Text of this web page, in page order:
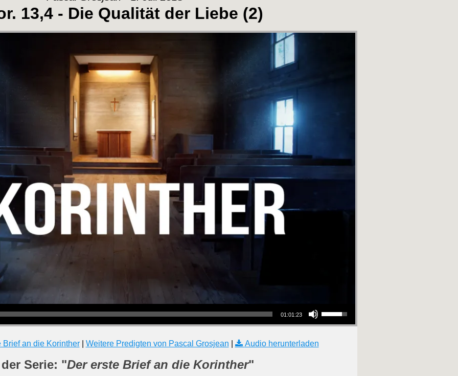
13,4 - Die Qualität der Liebe (2)
01:01:23
Brief an die Korinther| Weitere Predigten von Pascal Grosjean Audio herunterladen
Serie: "Der erste Brief an die Korinther"